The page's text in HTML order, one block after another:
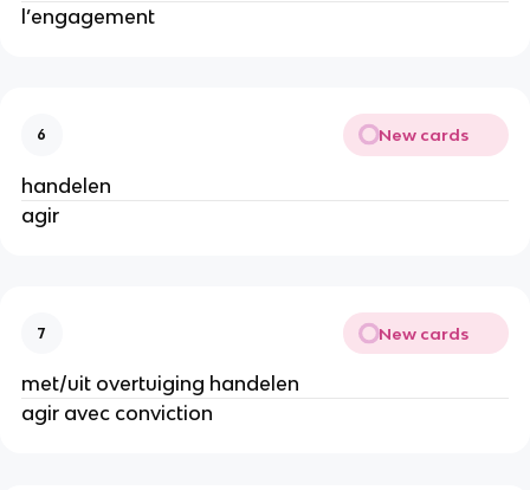
l’engagement
6 New cards
handelen
agir
7 New cards
met/uit overtuiging handelen
agir avec conviction